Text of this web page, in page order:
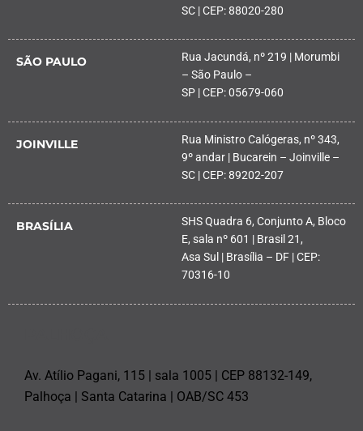
SC | CEP: 88020-280
SÃO PAULO
Rua Jacundá, nº 219 | Morumbi
– São Paulo –
SP | CEP: 05679-060
JOINVILLE
Rua Ministro Calógeras, nº 343,
9º andar | Bucarein – Joinville –
SC | CEP: 89202-207
BRASÍLIA
SHS Quadra 6, Conjunto A, Bloco
E, sala nº 601 | Brasil 21,
Asa Sul | Brasília – DF | CEP:
70316-10
Av. Atílio Pagani, 115 | sala 1005 | CEP 88132-149,
Palhoça | Santa Catarina | OAB/SC 453